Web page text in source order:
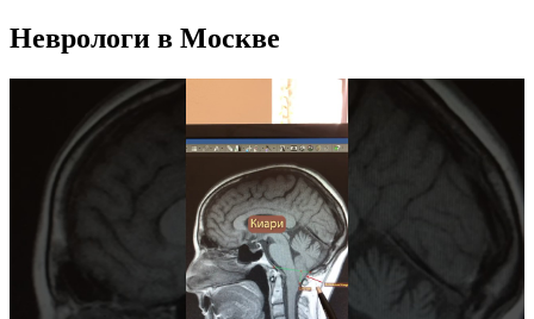
Неврологи в Москве